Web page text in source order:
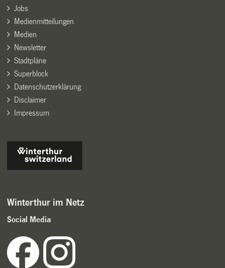
Jobs
Medienmitteilungen
Medien
Newsletter
Stadtpläne
Superblock
Datenschutzerklärung
Disclaimer
Impressum
Winterthur im Netz
Social Media